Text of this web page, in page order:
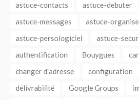
astuce-contacts
astuce-debuter
astuce-messages
astuce-
astuce-persologiciel
astuce-
authentification
Bouygues
changer d'adresse
configuration
délivrabilité
Google Groups